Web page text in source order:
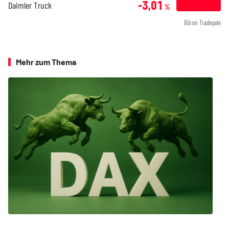
Daimler Truck -3,01 %
Börse: Tradegate
Mehr zum Thema